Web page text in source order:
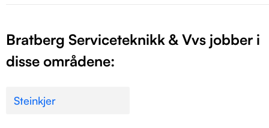
Bratberg Serviceteknikk & Vvs jobber i
disse områdene:
Steinkjer